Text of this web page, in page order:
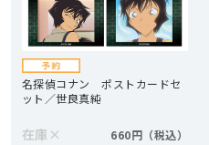
名探偵コナン ポストカードセ
ット／世良真純
在庫 × 660円